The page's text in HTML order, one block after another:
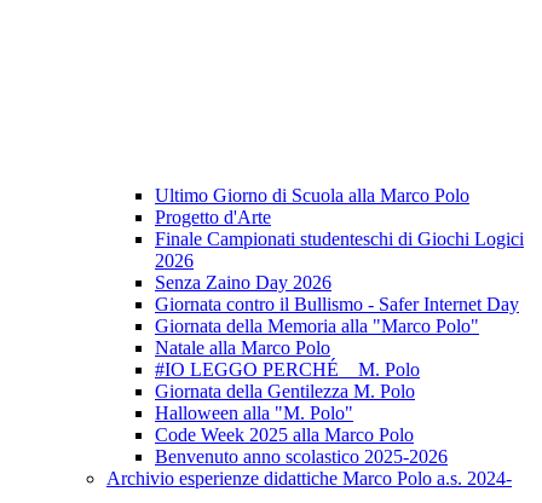
Ultimo Giorno di Scuola alla Marco Polo
Progetto d'Arte
Finale Campionati studenteschi di Giochi Logici
2026
Senza Zaino Day 2026
Giornata contro il Bullismo - Safer Internet Day
Giornata della Memoria alla "Marco Polo"
Natale alla Marco Polo
#IO LEGGO PERCHÉ _ M. Polo
Giornata della Gentilezza M. Polo
Halloween alla "M. Polo"
Code Week 2025 alla Marco Polo
Benvenuto anno scolastico 2025-2026
Archivio esperienze didattiche Marco Polo a.s. 2024-